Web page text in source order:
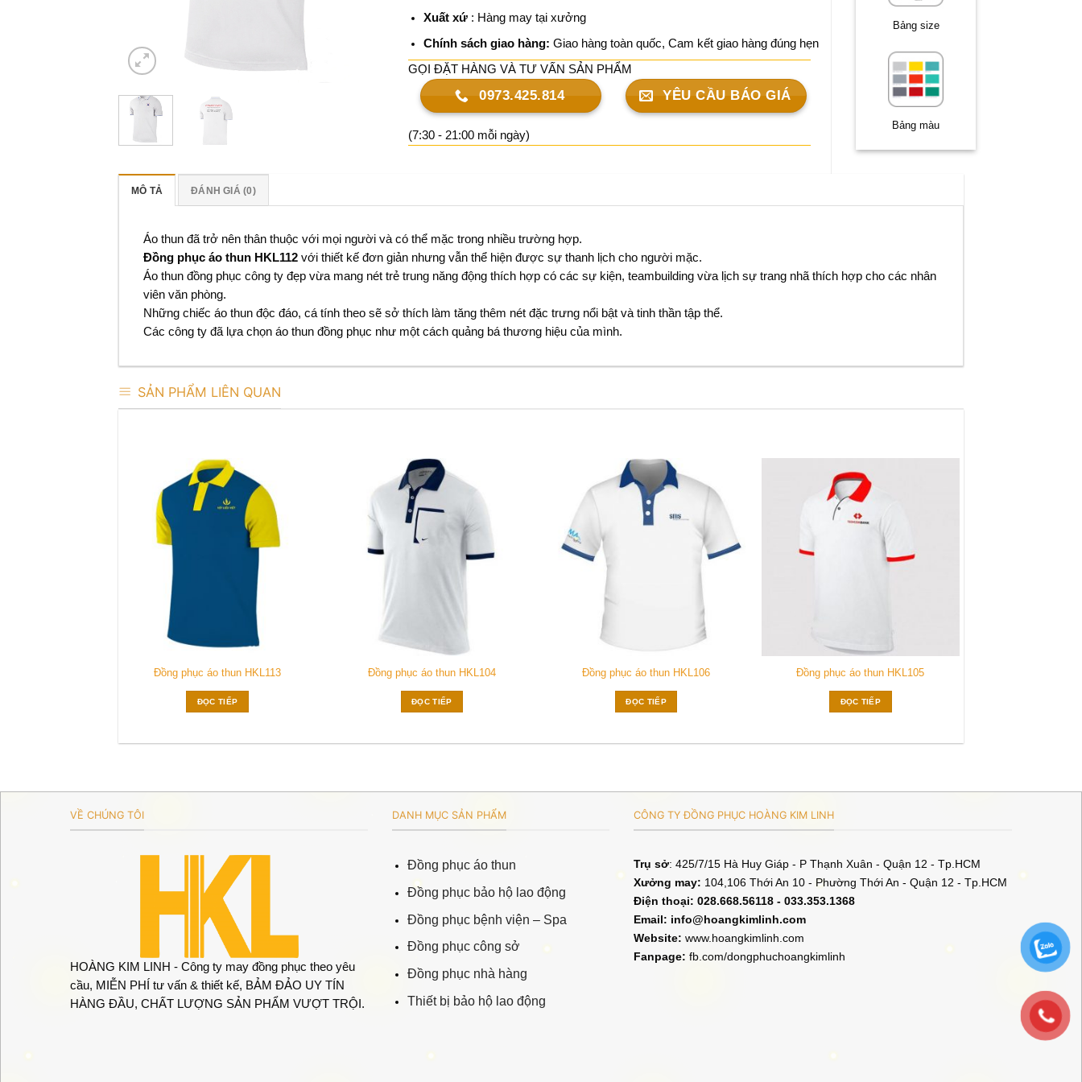
Xuất xứ: Hàng may tại xưởng
Chính sách giao hàng: Giao hàng toàn quốc, Cam kết giao hàng đúng hẹn
GỌI ĐẶT HÀNG VÀ TƯ VẤN SẢN PHẨM
0973.425.814 YÊU CẦU BÁO GIÁ
(7:30 - 21:00 mỗi ngày)
Bảng size
Bảng màu
MÔ TẢ ĐÁNH GIÁ (0)
Áo thun đã trở nên thân thuộc với mọi người và có thể mặc trong nhiều trường hợp.
Đồng phục áo thun HKL112 với thiết kế đơn giản nhưng vẫn thể hiện được sự thanh lịch cho người mặc.
Áo thun đồng phục công ty đẹp vừa mang nét trẻ trung năng động thích hợp có các sự kiện, teambuilding vừa lịch sự trang nhã thích hợp cho các nhân
viên văn phòng.
Những chiếc áo thun độc đáo, cá tính theo sẽ sở thích làm tăng thêm nét đặc trưng nổi bật và tinh thần tập thể.
Các công ty đã lựa chọn áo thun đồng phục như một cách quảng bá thương hiệu của mình.
SẢN PHẨM LIÊN QUAN
Đồng phục áo thun HKL113
ĐỌC TIẾP
Đồng phục áo thun HKL104
ĐỌC TIẾP
Add to
Đồng phục áo thun HKL106
ĐỌC TIẾP
Đồng phục áo thun HKL105
ĐỌC TIẾP
VỀ CHÚNG TÔI
HOÀNG KIM LINH - Công ty may đồng phục theo yêu
cầu, MIỄN PHÍ tư vấn & thiết kế, BẢM ĐẢO UY TÍN
HÀNG ĐẦU, CHẤT LƯỢNG SẢN PHẨM VƯỢT TRỘI.
DANH MỤC SẢN PHẨM
Đồng phục áo thun
Đồng phục bảo hộ lao động
Đồng phục bệnh viện – Spa
Đồng phục công sở
Đồng phục nhà hàng
Thiết bị bảo hộ lao động
CÔNG TY ĐỒNG PHỤC HOÀNG KIM LINH
Trụ sở: 425/7/15 Hà Huy Giáp - P Thạnh Xuân - Quận 12 - Tp.HCM
Xưởng may: 104,106 Thới An 10 - Phường Thới An - Quận 12 - Tp.HCM
Điện thoại: 028.668.56118 - 033.353.1368
Email: info@hoangkimlinh.com
Website: www.hoangkimlinh.com
Fanpage: fb.com/dongphuchoangkimlinh